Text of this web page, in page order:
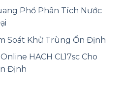
Phổ Phân Tích Nước
Soát Khử Trùng Ổn Định
HACH CL17sc Cho
Định